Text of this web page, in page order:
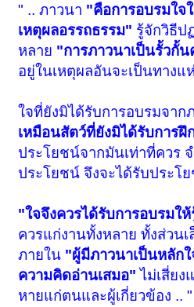
" .. ภาวนา "คือการอบรมใจ
เหตุผลอรรถธรรม" รู้จักวิธีป
หลาย "การภาวนาเป็นรั้วกั้
อยู่ในเหตุผลอันจะเป็นทางแ
ใจที่ยังมิได้รับการอบรมจาก
เหมือนสัตว์ที่ยังมิได้รับการฝึ
ประโยชน์จากมันเท่าที่ควร
ประโยชน์ จึงจะได้รับประโ
"ใจจึงควรได้รับการอบรมให้
ควรแก่งานทั้งหลาย ทั้งส่วน
ภายใน "ผู้มีภาวนาเป็นหลัก
ความคิดอ่านเสมอ" ไม่เสี่ยง
หายแก่ตนและผู้เกี่ยวข้อง .. "